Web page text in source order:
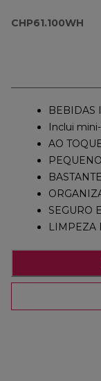
CHP61.100WH
BEBIDAS
Inclui
AO
SEGURO
LIMPEZA